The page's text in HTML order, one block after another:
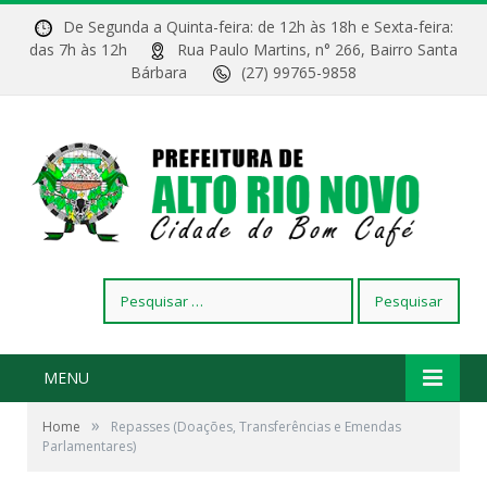
De Segunda a Quinta-feira: de 12h às 18h e Sexta-feira:
das 7h às 12h
Rua Paulo Martins, n° 266, Bairro Santa
Bárbara
(27) 99765-9858
por:
MENU
Home »
Repasses (Doações, Transferências e Emendas
Parlamentares)